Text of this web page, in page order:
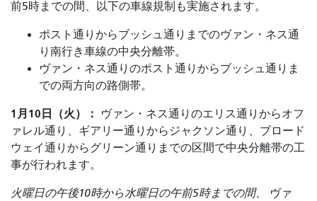
前5時までの間、以下の車線規制も実施されます。
ポスト通りからブッシュ通りまでのヴァン・ネス通
り南行き車線の中央分離帯。
ヴァン・ネス通りのポスト通りからブッシュ通りま
での両方向の路側帯。
1月10日（火）：
ヴァン・ネス通りのエリス通りからオフ
ァレル通り、ギアリー通りからジャクソン通り、ブロード
ウェイ通りからグリーン通りまでの区間で中央分離帯の工
事が行われます。
火曜日の午後10時から水曜日の午前5時までの間、
ヴァ